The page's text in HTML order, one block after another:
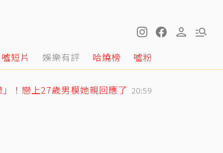
噓短片 娛樂有評 哈燒榜 噓粉
！戀上27歲男模她親回應了 20:59